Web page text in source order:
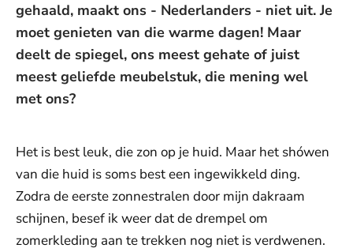
gehaald, maakt ons - Nederlanders - niet uit. Je
moet genieten van die warme dagen! Maar
deelt de spiegel, ons meest gehate of juist
meest geliefde meubelstuk, die mening wel
met ons?
Het is best leuk, die zon op je huid. Maar het shówen
van die huid is soms best een ingewikkeld ding.
Zodra de eerste zonnestralen door mijn dakraam
schijnen, besef ik weer dat de drempel om
zomerkleding aan te trekken nog niet is verdwenen.